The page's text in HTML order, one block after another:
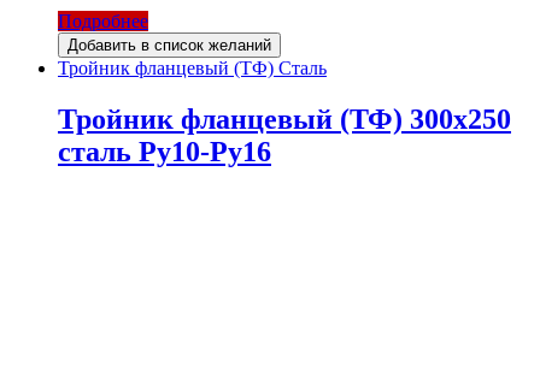
Подробнее
Добавить в список желаний
Тройник фланцевый (ТФ) Сталь
Тройник фланцевый (ТФ) 300х250
сталь Ру10-Ру16